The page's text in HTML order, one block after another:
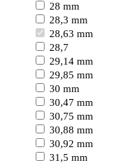
28 mm
28,3 mm
28,63 mm
28,7
29,14 mm
29,85 mm
30 mm
30,47 mm
30,75 mm
30,88 mm
30,92 mm
31,5 mm